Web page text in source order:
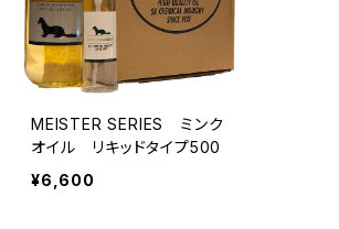
MEISTER SERIES ミンク
オイル リキッドタイプ500
¥6,600